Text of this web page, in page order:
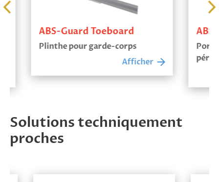
ABS-Guard Toeboard
Plinthe pour garde-corps
Afficher
ABS-
Porte
Solutions techniquement
proches